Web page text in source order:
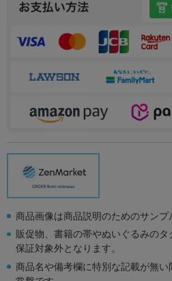
商品画像は商品説明のためのサンプ
販促物、書籍の帯やぬいぐるみの
保証対象外となります。
商品名や備考欄に特別な記載が無